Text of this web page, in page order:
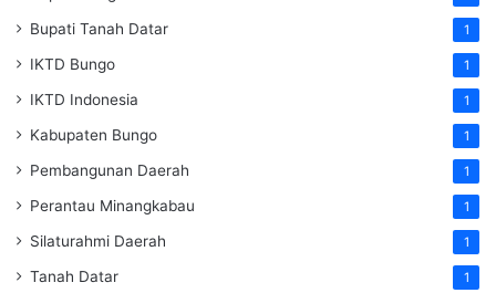
Bupati Tanah Datar 1
IKTD Bungo 1
IKTD Indonesia 1
Kabupaten Bungo 1
Pembangunan Daerah 1
Perantau Minangkabau 1
Silaturahmi Daerah 1
Tanah Datar 1